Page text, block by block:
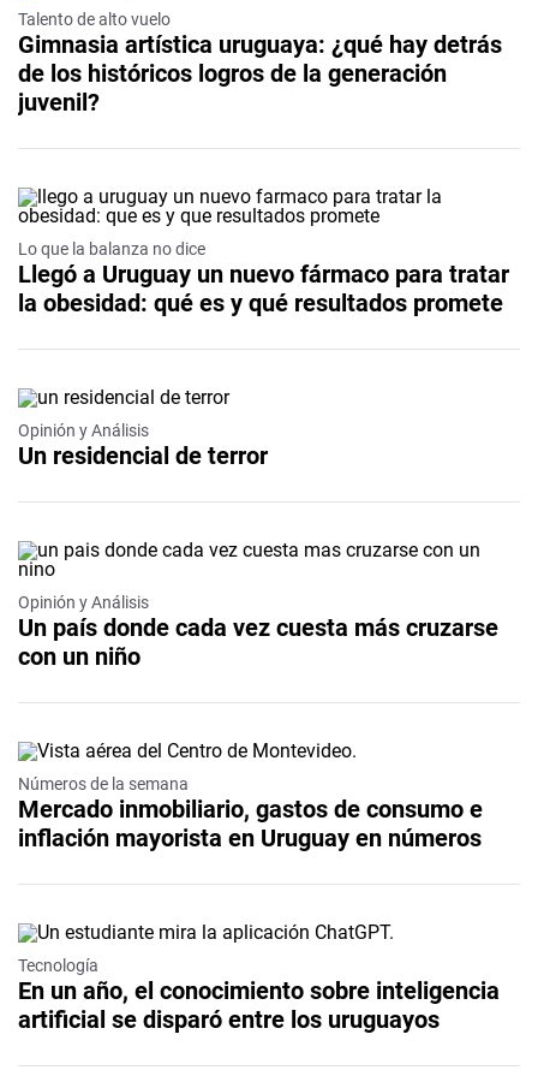
Talento de alto vuelo
Gimnasia artística uruguaya: ¿qué hay detrás
de los históricos logros de la generación
juvenil?
Lo que la balanza no dice
Llegó a Uruguay un nuevo fármaco para tratar
la obesidad: qué es y qué resultados promete
Opinión y Análisis
Un residencial de terror
Opinión y Análisis
Un país donde cada vez cuesta más cruzarse
con un niño
Números de la semana
Mercado inmobiliario, gastos de consumo e
inflación mayorista en Uruguay en números
Tecnología
En un año, el conocimiento sobre inteligencia
artificial se disparó entre los uruguayos